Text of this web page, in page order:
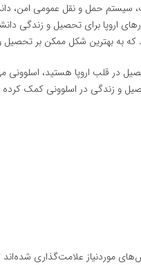
سیستم حمل و نقل عمومی امن،
اروپا برای تحصیل و زندگی
که به بهترین شکل ممکن بر
در قلب اروپا هستید، اسلوونی
و زندگی در اسلوونی کمک کرده
موردنیاز علامت‌گذاری شده‌اند